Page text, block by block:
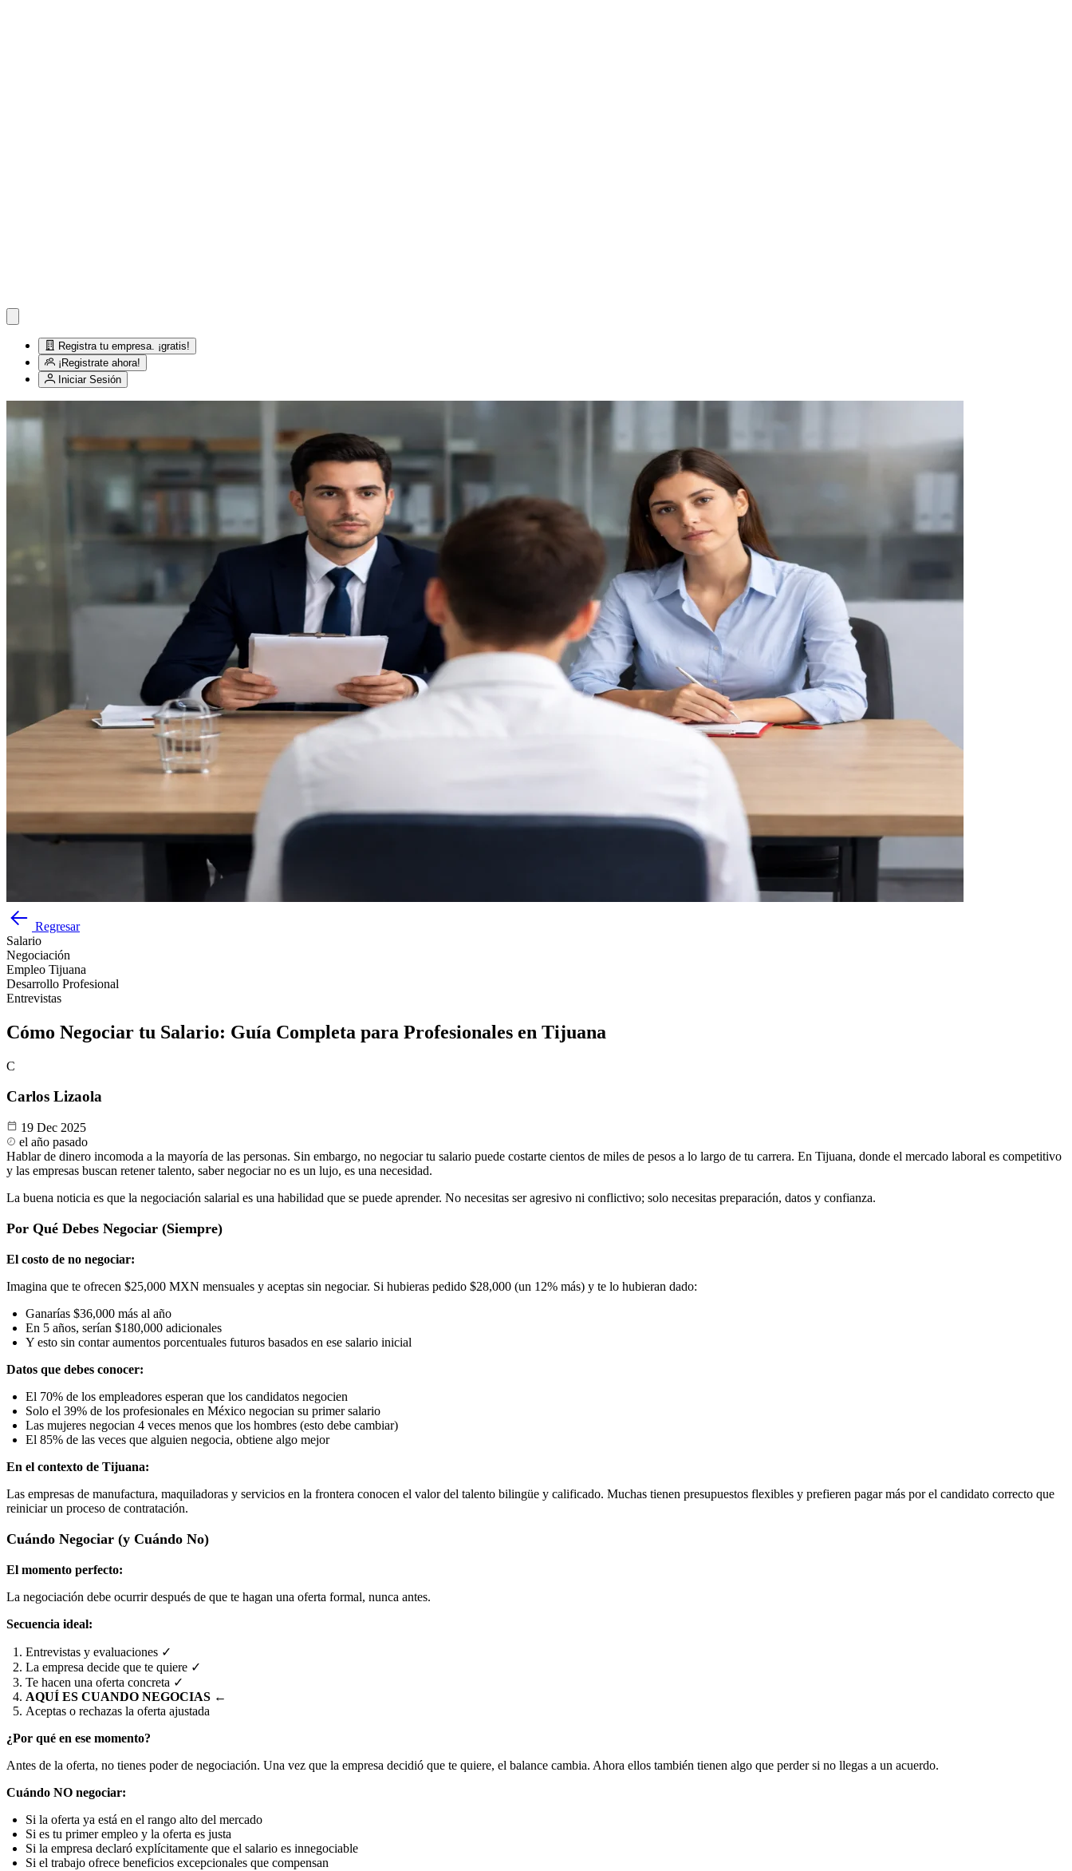
Registra tu empresa. ¡gratis!
¡Registrate ahora!
Iniciar Sesión
Regresar
Salario
Negociación
Empleo Tijuana
Desarrollo Profesional
Entrevistas
Cómo Negociar tu Salario: Guía Completa para Profesionales en Tijuana
C
Carlos Lizaola
19 Dec 2025
el año pasado
Hablar de dinero incomoda a la mayoría de las personas. Sin embargo, no negociar tu salario puede costarte cientos de miles de pesos a lo largo de tu carrera. En Tijuana, donde el mercado laboral es competitivo
y las empresas buscan retener talento, saber negociar no es un lujo, es una necesidad.
La buena noticia es que la negociación salarial es una habilidad que se puede aprender. No necesitas ser agresivo ni conflictivo; solo necesitas preparación, datos y confianza.
Por Qué Debes Negociar (Siempre)
El costo de no negociar:
Imagina que te ofrecen $25,000 MXN mensuales y aceptas sin negociar. Si hubieras pedido $28,000 (un 12% más) y te lo hubieran dado:
Ganarías $36,000 más al año
En 5 años, serían $180,000 adicionales
Y esto sin contar aumentos porcentuales futuros basados en ese salario inicial
Datos que debes conocer:
El 70% de los empleadores esperan que los candidatos negocien
Solo el 39% de los profesionales en México negocian su primer salario
Las mujeres negocian 4 veces menos que los hombres (esto debe cambiar)
El 85% de las veces que alguien negocia, obtiene algo mejor
En el contexto de Tijuana:
Las empresas de manufactura, maquiladoras y servicios en la frontera conocen el valor del talento bilingüe y calificado. Muchas tienen presupuestos flexibles y prefieren pagar más por el candidato correcto que
reiniciar un proceso de contratación.
Cuándo Negociar (y Cuándo No)
El momento perfecto:
La negociación debe ocurrir después de que te hagan una oferta formal, nunca antes.
Secuencia ideal:
Entrevistas y evaluaciones ✓
La empresa decide que te quiere ✓
Te hacen una oferta concreta ✓
AQUÍ ES CUANDO NEGOCIAS ←
Aceptas o rechazas la oferta ajustada
¿Por qué en ese momento?
Antes de la oferta, no tienes poder de negociación. Una vez que la empresa decidió que te quiere, el balance cambia. Ahora ellos también tienen algo que perder si no llegas a un acuerdo.
Cuándo NO negociar:
Si la oferta ya está en el rango alto del mercado
Si es tu primer empleo y la oferta es justa
Si la empresa declaró explícitamente que el salario es innegociable
Si el trabajo ofrece beneficios excepcionales que compensan